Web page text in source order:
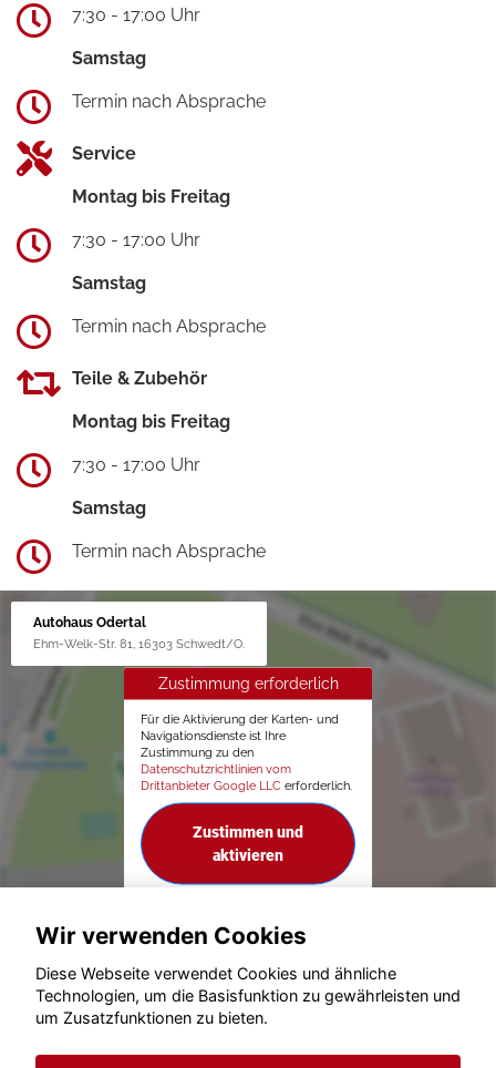
7:30 - 17:00 Uhr
Samstag
Termin nach Absprache
Service
Montag bis Freitag
7:30 - 17:00 Uhr
Samstag
Termin nach Absprache
Teile & Zubehör
Montag bis Freitag
7:30 - 17:00 Uhr
Samstag
Termin nach Absprache
Autohaus Odertal
Ehm-Welk-Str. 81, 16303 Schwedt/O.
Zustimmung erforderlich
Für die Aktivierung der Karten- und
Navigationsdienste ist Ihre
Zustimmung zu den
Datenschutzrichtlinien vom
Drittanbieter Google LLC erforderlich.
Zustimmen und
aktivieren
© konjunkturmotor.de GmbH 2020 - 2026
Wir verwenden Cookies
Diese Webseite verwendet Cookies und ähnliche
Technologien, um die Basisfunktion zu gewährleisten und
um Zusatzfunktionen zu bieten.